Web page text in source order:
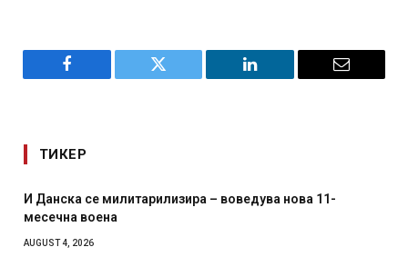
Facebook Twitter LinkedIn Email
ТИКЕР
И Данска се милитарилизира – воведува нова 11-
месечна воена
AUGUST 4, 2026